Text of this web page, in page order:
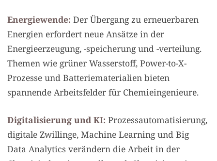
Energiewende: Der Übergang zu erneuerbaren
Energien erfordert neue Ansätze in der
Energieerzeugung, -speicherung und -verteilung.
Themen wie grüner Wasserstoff, Power-to-X-
Prozesse und Batteriematerialien bieten
spannende Arbeitsfelder für Chemieingenieure.
Digitalisierung und KI: Prozessautomatisierung,
digitale Zwillinge, Machine Learning und Big
Data Analytics verändern die Arbeit in der